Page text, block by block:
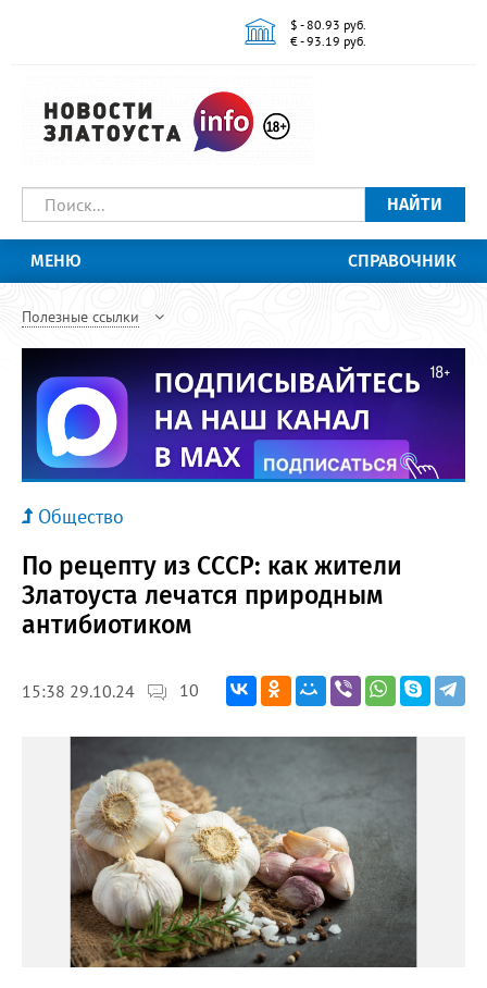
$ - 80.93 руб.
€ - 93.19 руб.
НАЙТИ
МЕНЮ СПРАВОЧНИК
Полезные ссылки
Общество
По рецепту из СССР: как жители
Златоуста лечатся природным
антибиотиком
15:38 29.10.24 10